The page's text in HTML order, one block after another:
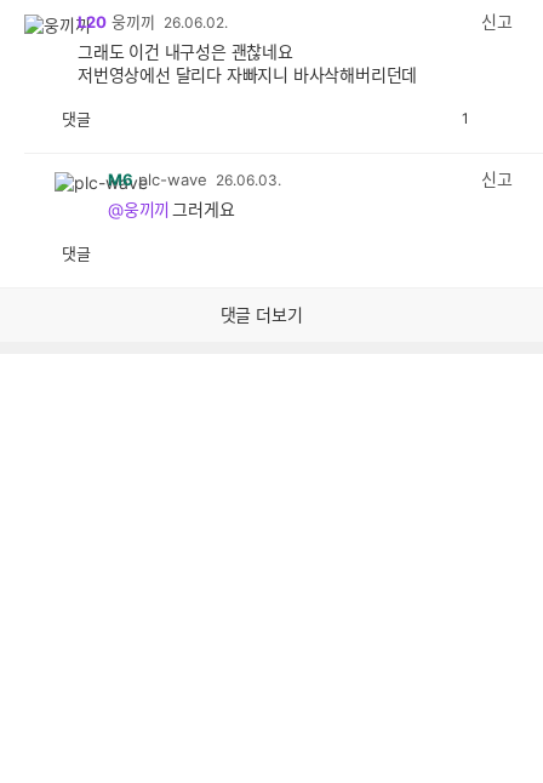
L20 웅끼끼 26.06.02.
신고
그래도 이건 내구성은 괜찮네요
저번영상에선 달리다 자빠지니 바사삭해버리던데
댓글 1
M6 plc-wave 26.06.03.
신고
@웅끼끼 그러게요
댓글
댓글 더보기